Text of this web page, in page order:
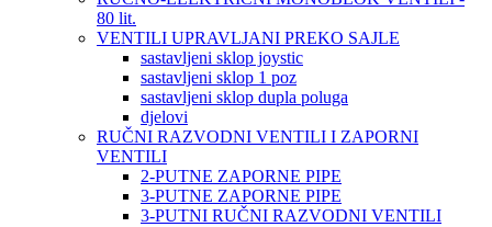
80 lit.
VENTILI UPRAVLJANI PREKO SAJLE
sastavljeni sklop joystic
sastavljeni sklop 1 poz
sastavljeni sklop dupla poluga
djelovi
RUČNI RAZVODNI VENTILI I ZAPORNI
VENTILI
2-PUTNE ZAPORNE PIPE
3-PUTNE ZAPORNE PIPE
3-PUTNI RUČNI RAZVODNI VENTILI